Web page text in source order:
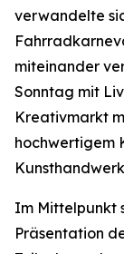
verwandelte
miteinander
Sonntag mit
Kreativmarkt
hochwertigem
Im Mittelpunkt
Präsentation